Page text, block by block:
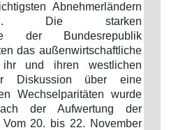
Abnehmerländern
Die starken
der Bundesrepublik
das außenwirtschaftliche
ihr und ihren westlichen
Diskussion über eine
Wechselparitäten wurde
der Aufwertung der
20. bis 22. November